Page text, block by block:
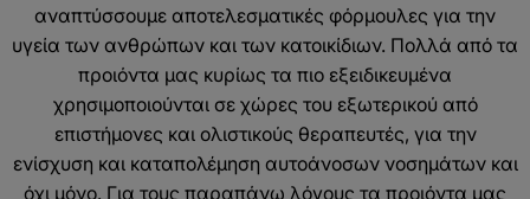
αναπτύσσουμε αποτελεσματικές φόρμουλες για την
υγεία των ανθρώπων και των κατοικίδιων. Πολλά από τα
προιόντα μας κυρίως τα πιο εξειδικευμένα
χρησιμοποιούνται σε χώρες του εξωτερικού από
επιστήμονες και ολιστικούς θεραπευτές, για την
ενίσχυση και καταπολέμηση αυτοάνοσων νοσημάτων και
όχι μόνο. Για τους παραπάνω λόγους τα προιόντα μας